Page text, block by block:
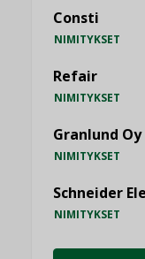
Consti
NIMITYKSET
Refair
NIMITYKSET
Granlund Oy
NIMITYKSET
Schneider
NIMITYKSET